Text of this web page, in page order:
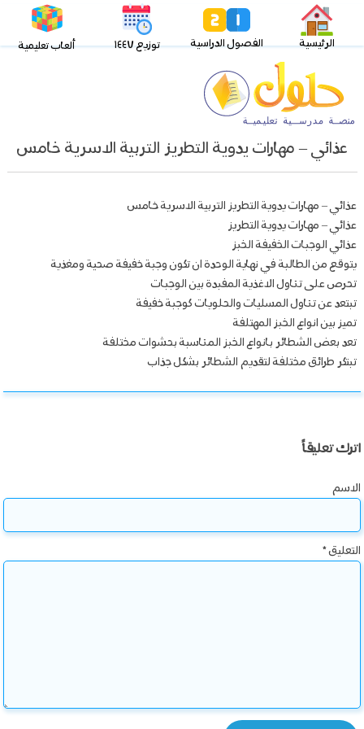
الرئيسية الفصول الدراسية توزيع ١٤٤٧ ألعاب تعليمية
عذائي – مهارات يدوية التطريز التربية الاسرية خامس
عذائي – مهارات يدوية التطريز التربية الاسرية خامس
عذائي – مهارات يدوية التطريز
عذائي الوجبات الخفيفة الخبز
يتوقع من الطالبة في نهاية الوحدة ان تكون وجبة خفيفة صحية ومغذية
تحرص على تناول الاغذية المفبدة بين الوجبات
تبتعد عن تناول المسليات والحلويات كوجبة خفيفة
تميز بين انواع الخبز المهتلفة
تعد بعض الشطائر بانواع الخبز المناسبة بحشوات مختلفة
تبتكر طرائق مختلفة لتقديم الشطائر بشكل جذاب
اترك تعليقاً
الاسم
التعليق*